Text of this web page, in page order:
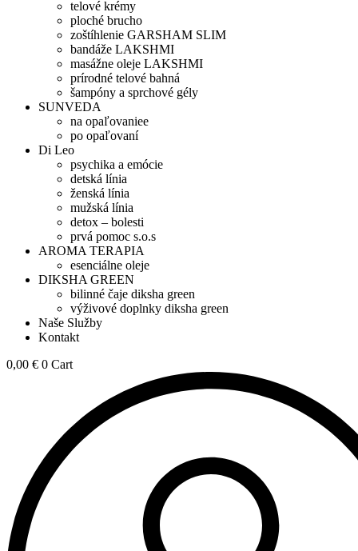
telové krémy
ploché brucho
zoštíhlenie GARSHAM SLIM
bandáže LAKSHMI
masážne oleje LAKSHMI
prírodné telové bahná
šampóny a sprchové gély
SUNVEDA
na opaľovaniee
po opaľovaní
Di Leo
psychika a emócie
detská línia
ženská línia
mužská línia
detox – bolesti
prvá pomoc s.o.s
AROMA TERAPIA
esenciálne oleje
DIKSHA GREEN
bilinné čaje diksha green
výživové doplnky diksha green
Naše Služby
Kontakt
0,00 € 0 Cart